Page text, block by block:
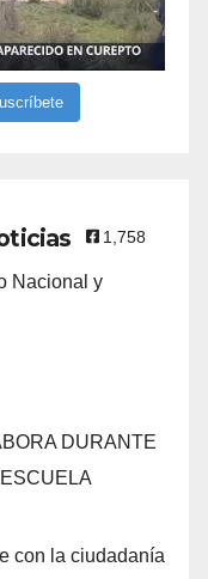
1,758
Nacional y
DURANTE
con la ciudadanía